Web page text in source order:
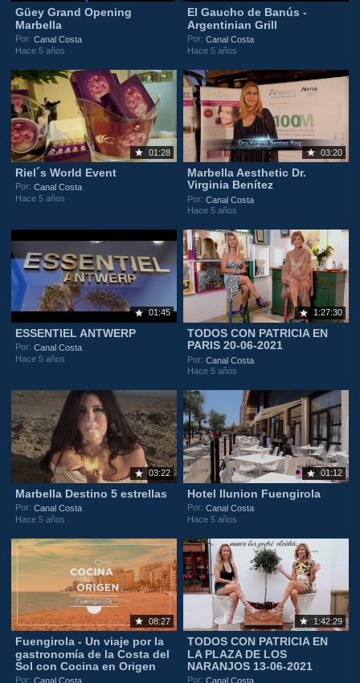
Güey Grand Opening
Marbella
Por:Canal Costa
Hace 5 años
El Gaucho de Banús -
Argentinian Grill
Por:Canal Costa
Hace 5 años
01:28
Riel´s World Event
Por:Canal Costa
Hace 5 años
03:20
Marbella Aesthetic Dr.
Virginia Benítez
Por:Canal Costa
Hace 5 años
01:45
ESSENTIEL ANTWERP
Por:Canal Costa
Hace 5 años
1:27:30
TODOS CON PATRICIA EN
PARIS 20-06-2021
Por:Canal Costa
Hace 5 años
03:22
Marbella Destino 5 estrellas
Por:Canal Costa
Hace 5 años
01:12
Hotel Ilunion Fuengirola
Por:Canal Costa
Hace 5 años
08:27
Fuengirola - Un viaje por la
gastronomía de la Costa del
Sol con Cocina en Origen
Por:Canal Costa
1:42:29
TODOS CON PATRICIA EN
LA PLAZA DE LOS
NARANJOS 13-06-2021
Por:Canal Costa